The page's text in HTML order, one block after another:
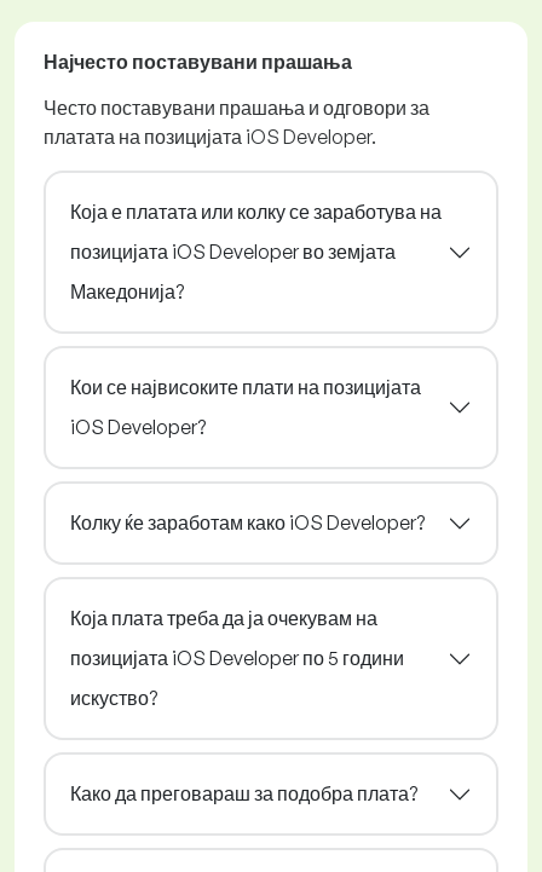
Најчесто поставувани прашања
Често поставувани прашања и одговори за
платата на позицијата iOS Developer.
Која е платата или колку се заработува на
позицијата iOS Developer во земјата
Македонија?
Кои се највисоките плати на позицијата
iOS Developer?
Колку ќе заработам како iOS Developer?
Која плата треба да ја очекувам на
позицијата iOS Developer по 5 години
искуство?
Како да преговараш за подобра плата?